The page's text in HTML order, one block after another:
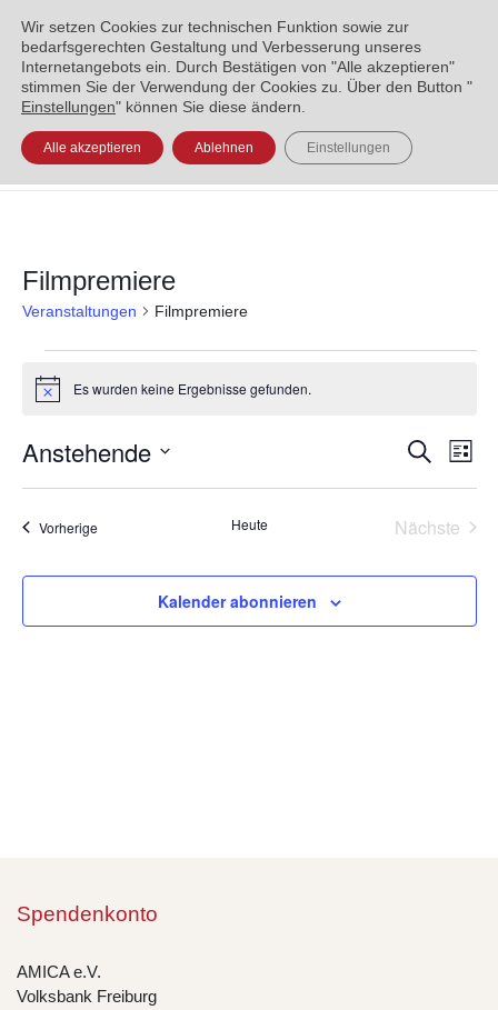
ENGLISH العربية УКРАЇНСЬКА
Filmpremiere
Veranstaltungen Filmpremiere
HinweisEs wurden keine Ergebnisse gefunden.
und
Suche
Liste
Anstehende
Datum
VorherigeVeranstaltungen Heute
Nächste
Kalender abonnieren
Spendenkonto
AMICA e.V.
Volksbank Freiburg
Wir setzen Cookies zur technischen Funktion sowie zur
bedarfsgerechten Gestaltung und Verbesserung unseres
Internetangebots ein. Durch Bestätigen von "Alle akzeptieren"
stimmen Sie der Verwendung der Cookies zu. Über den Button "
Einstellungen" können Sie diese ändern.
Alle akzeptieren Ablehnen Einstellungen